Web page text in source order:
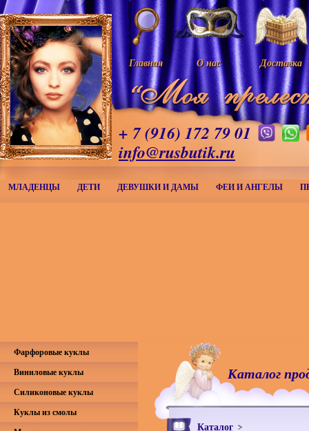
Главная О нас Доставка
+ 7 (916) 172 79 01
info@rusbutik.ru
МЛАДЕНЦЫ ДЕТИ ДЕВУШКИ И ДАМЫ ФЕИ И АНГЕЛЫ
Каталог
Каталог
Фарфоровые куклы
Виниловые куклы
Силиконовые куклы
Куклы из смолы